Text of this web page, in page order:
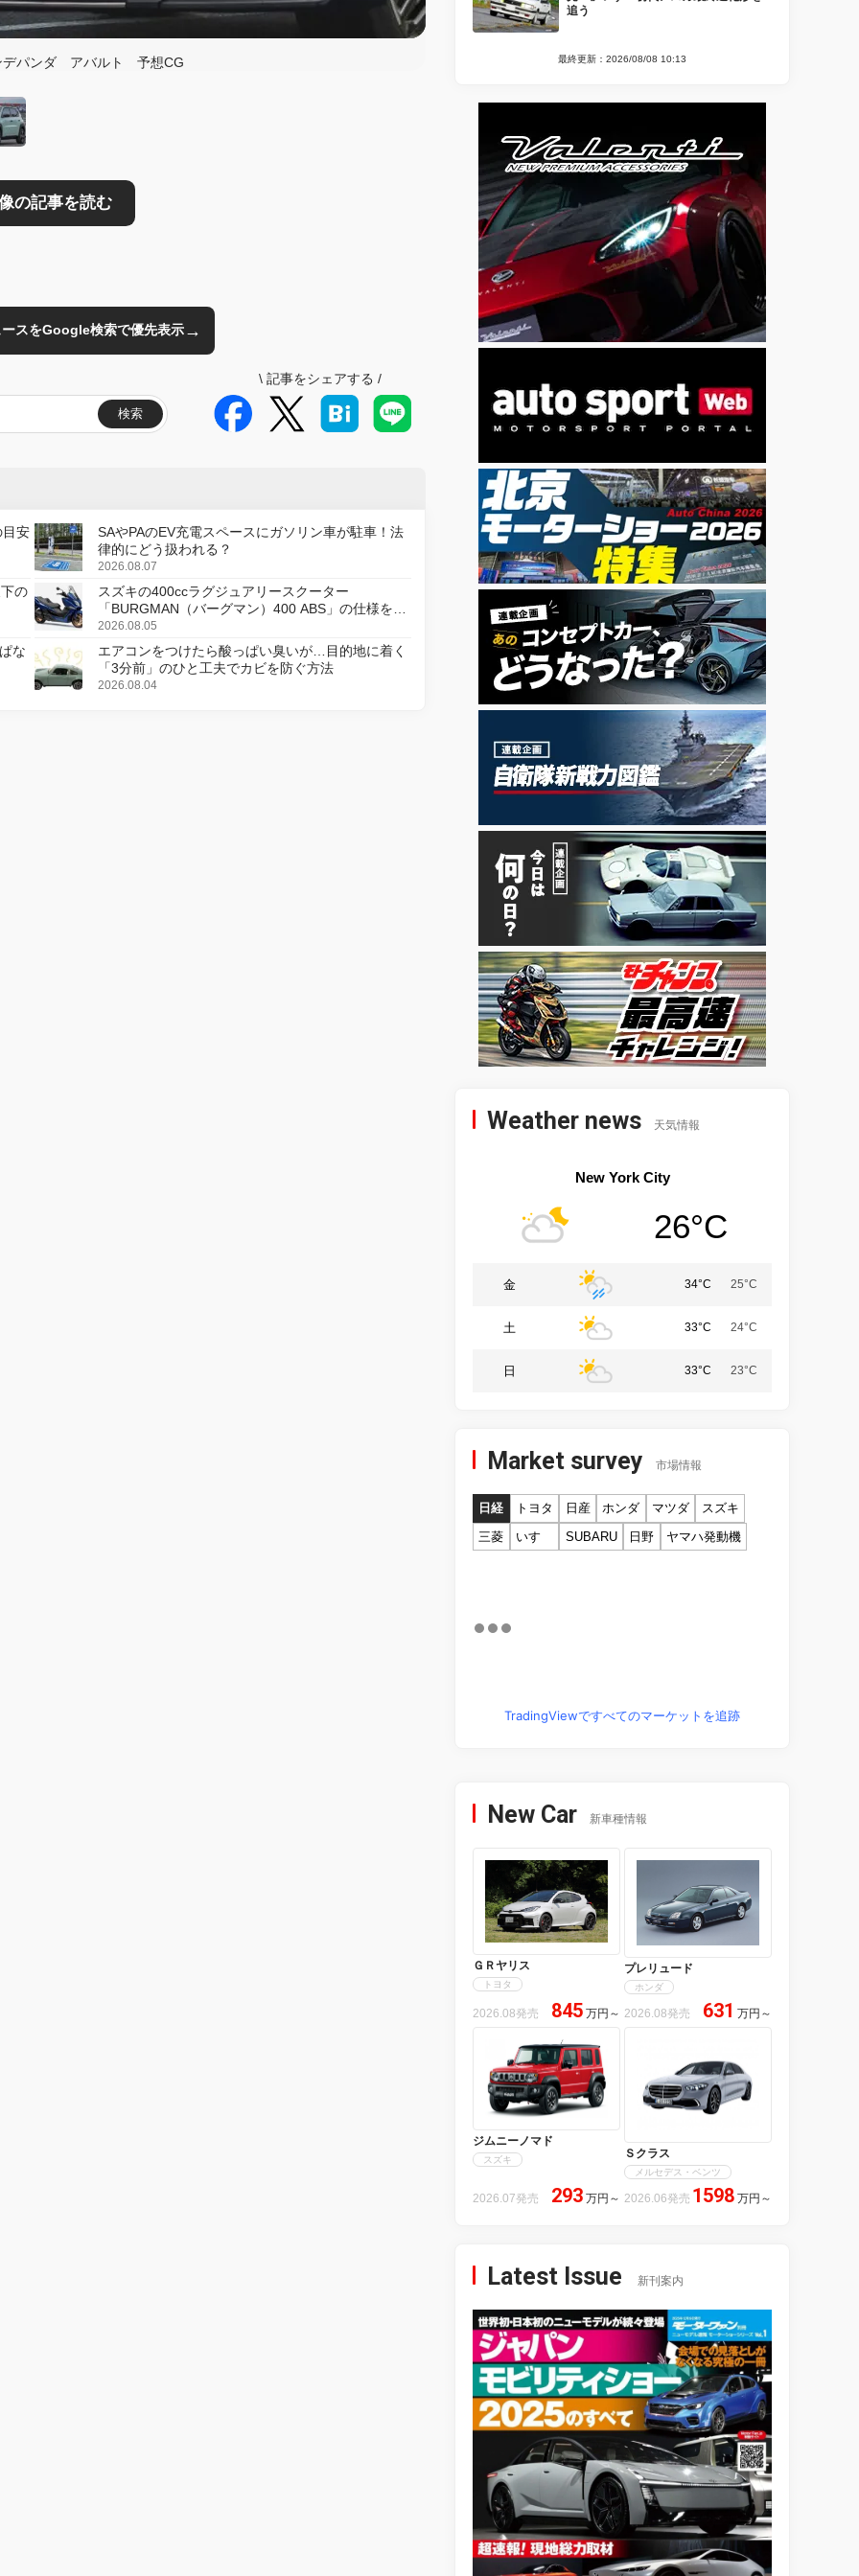
パンダ アバルト 予想CG
む
スをGoogle検索で優先表示→
検索
\ 記事をシェアする /
目安
SAやPAのEV充電スペースにガソリン車が駐車！法
律的にどう扱われる？
2026.08.07
の
スズキの400ccラグジュアリースクーター
「BURGMAN（バーグマン）400 ABS」の仕様を変
更し、8月18日に発売
2026.08.05
な
エアコンをつけたら酸っぱい臭いが…目的地に着く
「3分前」のひと工夫でカビを防ぐ方法
2026.08.04
追う
最終更新：2026/08/08 10:13
Weather news 天気情報
New York City
26°C
金 34°C 25°C
土 33°C 24°C
日 33°C 23°C
Market survey 市場情報
日経 トヨタ 日産 ホンダ マツダ
スズキ
三菱
いすゞ SUBARU 日野 ヤマハ発動機
TradingViewですべてのマーケットを追跡
New Car 新車種情報
ＧＲヤリス
トヨタ
2026.08発売 845 万円 ～
プレリュード
ホンダ
2026.08発売 631 万円 ～
ジムニーノマド
スズキ
2026.07発売 293 万円 ～
Ｓクラス
メルセデス・ベンツ
2026.06発売 1598 万円 ～
Latest Issue 新刊案内